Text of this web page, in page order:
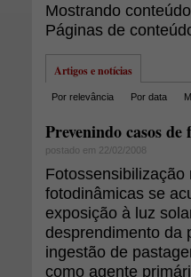
Mostrando
Páginas de
Artigos e notícias
Por relevância Por data
Prevenindo casos de
postado em 22/02/2008
fotodinâmicas se
exposição à luz
desprendimento da
ingestão de
como agente